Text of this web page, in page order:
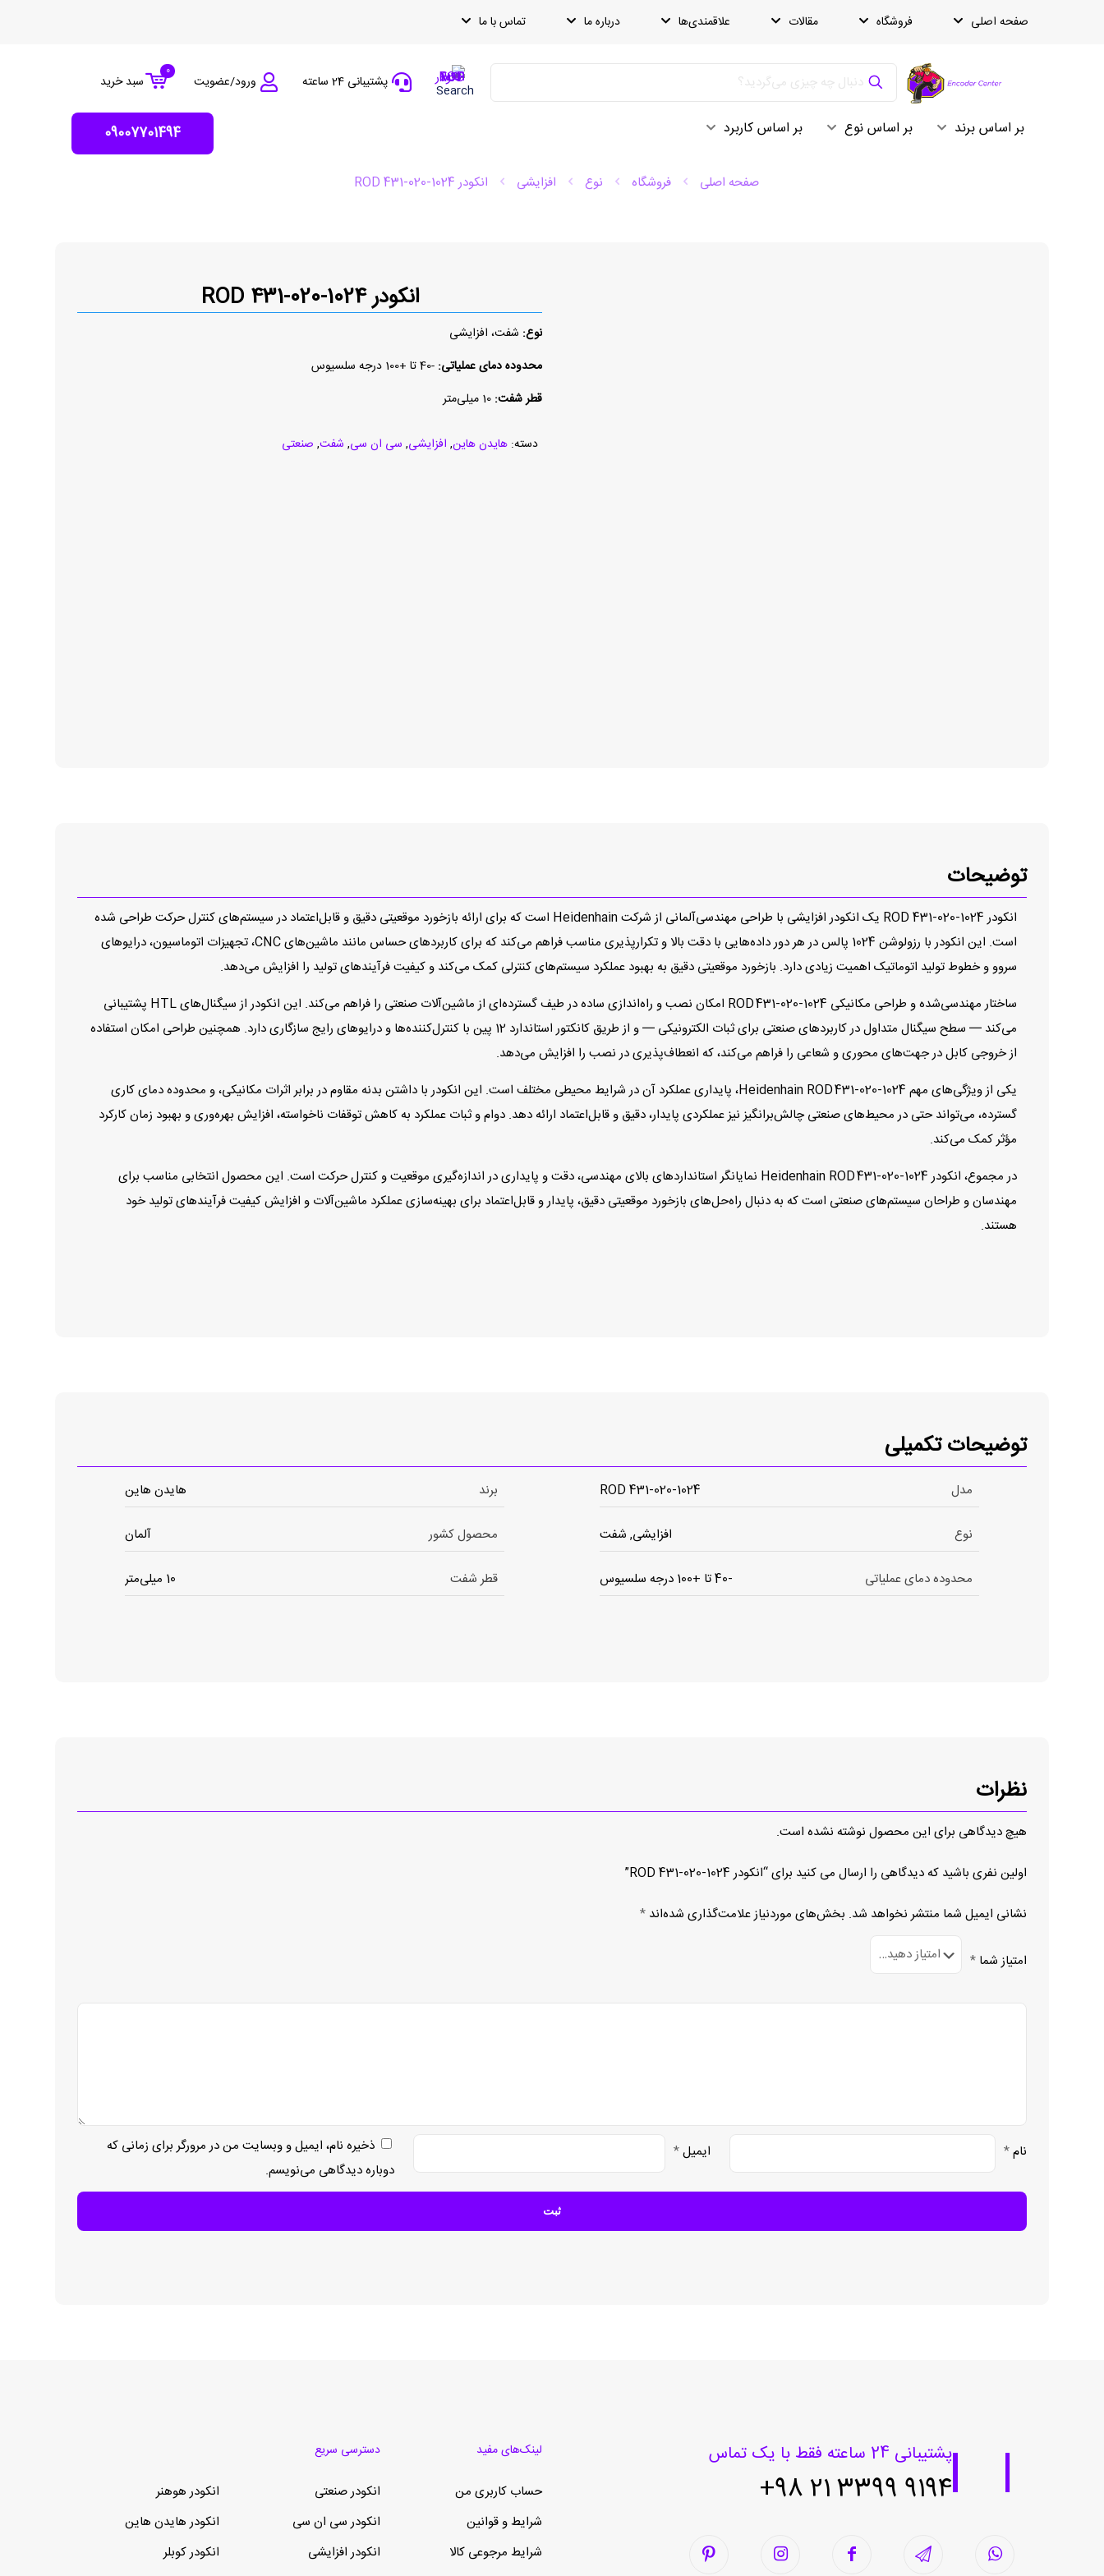
صفحه اصلی فروشگاه مقالات علاقمندی‌ها درباره ما تماس با ما
Search پشتیبانی 24 ساعته ورود/عضویت
0
سبد خرید
بر اساس برند بر اساس نوع بر اساس کاربرد 09007701494
صفحه اصلی فروشگاه نوع افزایشی انکودر ROD 431-020-1024
انکودر ROD 431-020-1024
نوع: شفت، افزایشی
محدوده دمای عملیاتی: -40 تا +100 درجه سلسیوس
قطر شفت: 10 میلی‌متر
دسته: هایدن هاین, افزایشی, سی ان سی, شفت, صنعتی
توضیحات
انکودر ROD 431-020-1024 یک انکودر افزایشی با طراحی مهندسی‌آلمانی از شرکت Heidenhain است که برای ارائه بازخورد موقعیتی دقیق و قابل‌اعتماد در سیستم‌های کنترل حرکت طراحی شده
است. این انکودر با رزولوشن 1024 پالس در هر دور داده‌هایی با دقت بالا و تکرارپذیری مناسب فراهم می‌کند که برای کاربردهای حساس مانند ماشین‌های CNC، تجهیزات اتوماسیون، درایوهای
سروو و خطوط تولید اتوماتیک اهمیت زیادی دارد. بازخورد موقعیتی دقیق به بهبود عملکرد سیستم‌های کنترلی کمک می‌کند و کیفیت فرآیندهای تولید را افزایش می‌دهد.
ساختار مهندسی‌شده و طراحی مکانیکی ROD 431‑020‑1024 امکان نصب و راه‌اندازی ساده در طیف گسترده‌ای از ماشین‌آلات صنعتی را فراهم می‌کند. این انکودر از سیگنال‌های HTL پشتیبانی
می‌کند — سطح سیگنال متداول در کاربردهای صنعتی برای ثبات الکترونیکی — و از طریق کانکتور استاندارد 12 پین با کنترل‌کننده‌ها و درایوهای رایج سازگاری دارد. همچنین طراحی امکان استفاده
از خروجی کابل در جهت‌های محوری و شعاعی را فراهم می‌کند، که انعطاف‌پذیری در نصب را افزایش می‌دهد.
یکی از ویژگی‌های مهم Heidenhain ROD 431‑020‑1024، پایداری عملکرد آن در شرایط محیطی مختلف است. این انکودر با داشتن بدنه مقاوم در برابر اثرات مکانیکی، و محدوده دمای کاری
گسترده، می‌تواند حتی در محیط‌های صنعتی چالش‌برانگیز نیز عملکردی پایدار، دقیق و قابل‌اعتماد ارائه دهد. دوام و ثبات عملکرد به کاهش توقفات ناخواسته، افزایش بهره‌وری و بهبود زمان کارکرد
مؤثر کمک می‌کند.
در مجموع، انکودر Heidenhain ROD 431‑020‑1024 نمایانگر استانداردهای بالای مهندسی، دقت و پایداری در اندازه‌گیری موقعیت و کنترل حرکت است. این محصول انتخابی مناسب برای
مهندسان و طراحان سیستم‌های صنعتی است که به دنبال راه‌حل‌های بازخورد موقعیتی دقیق، پایدار و قابل‌اعتماد برای بهینه‌سازی عملکرد ماشین‌آلات و افزایش کیفیت فرآیندهای تولید خود
هستند.
توضیحات تکمیلی
مدل ROD 431-020-1024 برند هایدن هاین
نوع افزایشی, شفت محصول کشور آلمان
محدوده دمای عملیاتی -40 تا +100 درجه سلسیوس قطر شفت 10 میلی‌متر
نظرات
هیچ دیدگاهی برای این محصول نوشته نشده است.
اولین نفری باشید که دیدگاهی را ارسال می کنید برای “انکودر ROD 431-020-1024”
نشانی ایمیل شما منتشر نخواهد شد. بخش‌های موردنیاز علامت‌گذاری شده‌اند *
امتیاز شما *
نام* ایمیل*
ذخیره نام، ایمیل و وبسایت من در مرورگر برای زمانی که
دوباره دیدگاهی می‌نویسم.
پشتیبانی 24 ساعته فقط با یک تماس
9194 3399 21 98+
لینک‌های مفید
حساب کاربری من
شرایط و قوانین
شرایط مرجوعی کالا
دسترسی سریع
انکودر صنعتی
انکودر سی ان سی
انکودر افزایشی
انکودر هوهنر
انکودر هایدن هاین
انکودر کوبلر